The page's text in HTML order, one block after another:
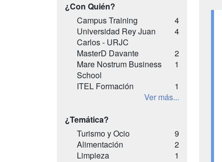
¿Con Quién?
Campus Training
4
Universidad Rey Juan
Carlos - URJC
4
MasterD Davante
2
Mare Nostrum Business
School
1
ITEL Formación
1
Ver más...
¿Temática?
Turismo y Ocio
9
Alimentación
2
Limpieza
1